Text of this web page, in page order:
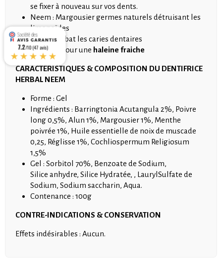
se fixer à nouveau sur vos dents.
Neem : Margousier germes naturels détruisant les
limonoïdes
Alun: combat les caries dentaires
Menthe : pour une haleine fraiche
CARACTÉRISTIQUES & COMPOSITION DU DENTIFRICE
HERBAL NEEM
Forme : Gel
Ingrédients : Barringtonia Acutangula 2%, Poivre
long 0,5%, Alun 1%, Margousier 1%, Menthe
poivrée 1%, Huile essentielle de noix de muscade
0,25, Réglisse 1%, Cochliospermum Religiosum
1,5%
Gel : Sorbitol 70%, Benzoate de Sodium,
Silice anhydre, Silice Hydratée, , LaurylSulfate de
Sodium, Sodium saccharin, Aqua.
Contenance : 100g
CONTRE-INDICATIONS & CONSERVATION
Effets indésirables : Aucun.
7.2/10 (47 avis)
★★★★★